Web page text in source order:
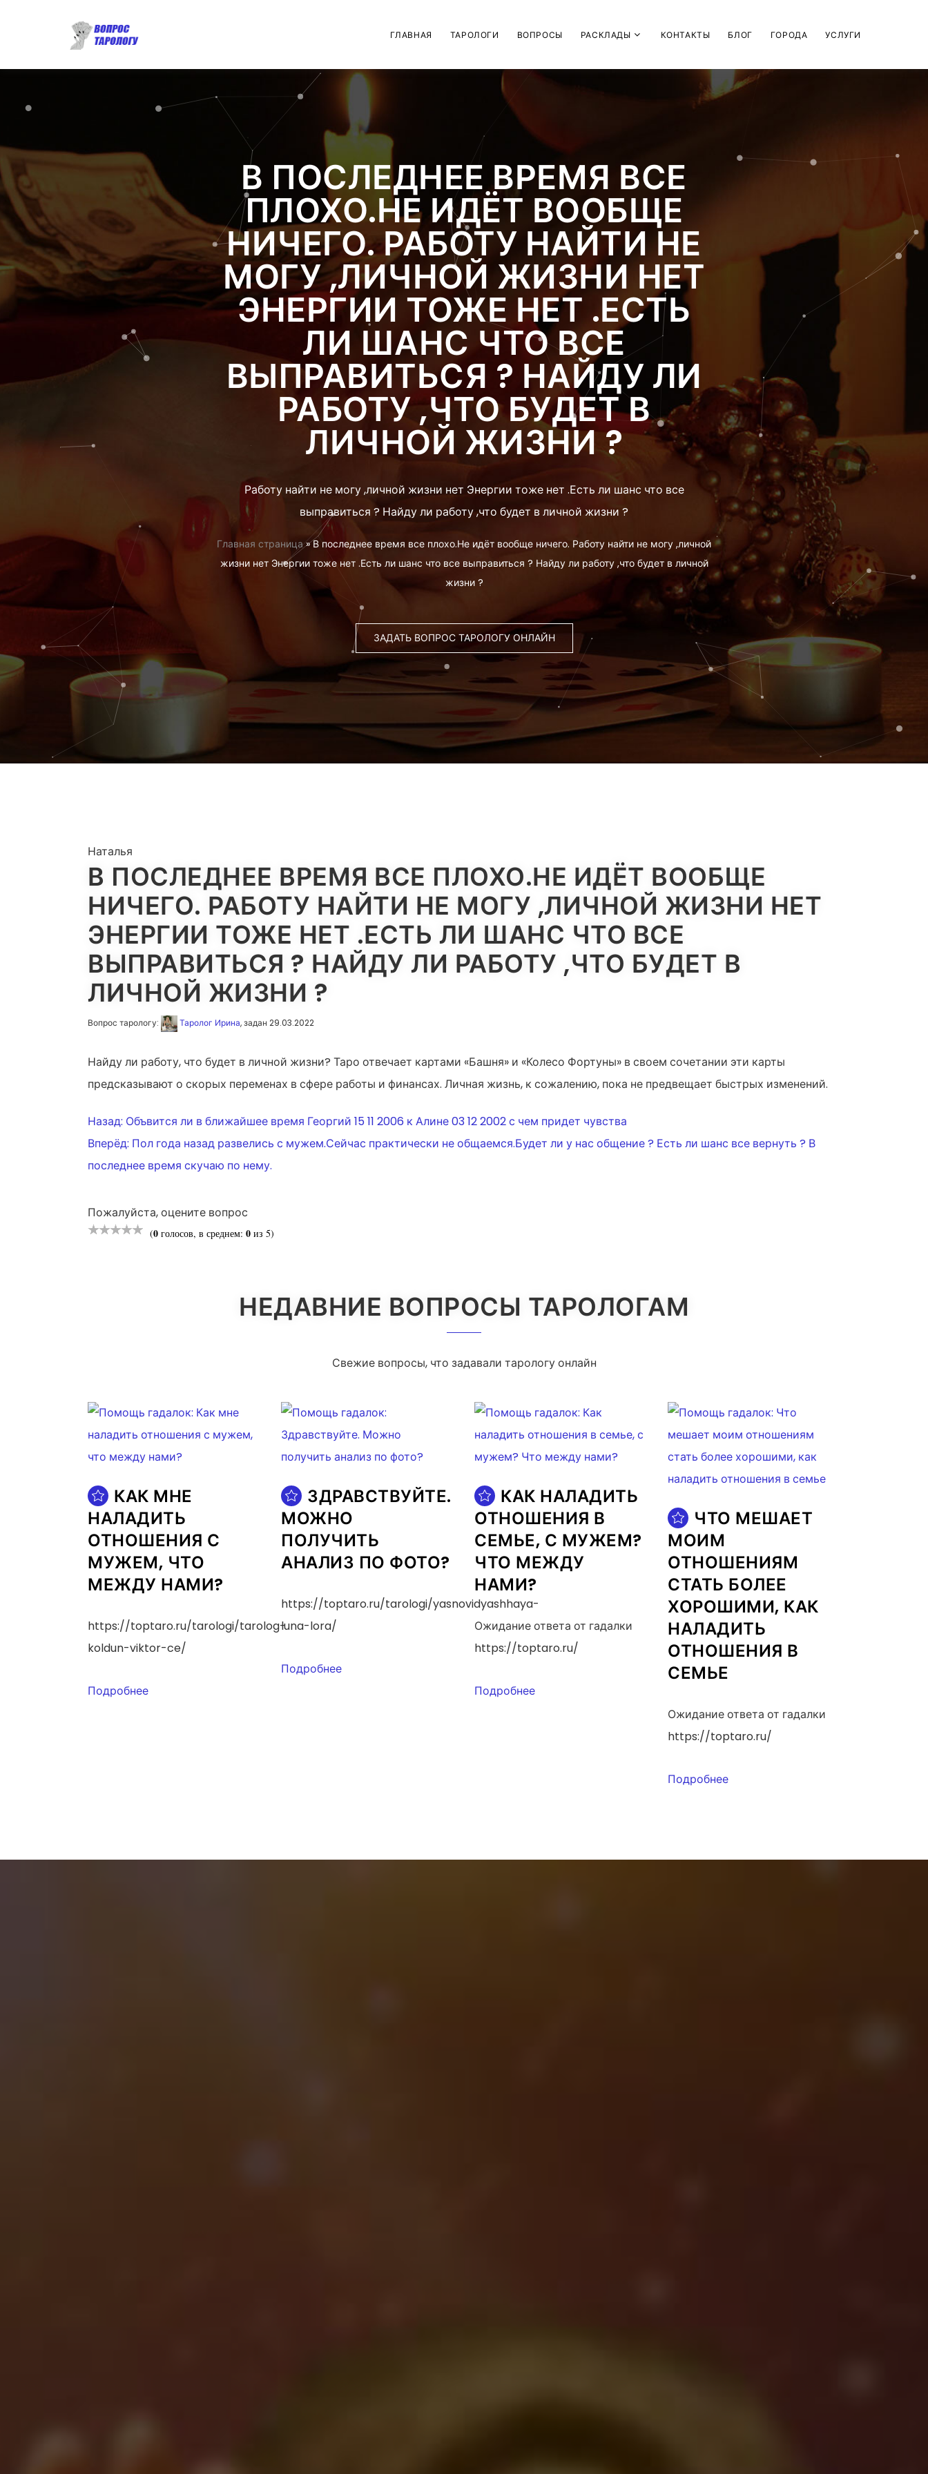
ГЛАВНАЯ ТАРОЛОГИ ВОПРОСЫ РАСКЛАДЫ КОНТАКТЫ БЛОГ ГОРОДА УСЛУГИ
В ПОСЛЕДНЕЕ ВРЕМЯ ВСЕ
ПЛОХО.НЕ ИДЁТ ВООБЩЕ
НИЧЕГО. РАБОТУ НАЙТИ НЕ
МОГУ ,ЛИЧНОЙ ЖИЗНИ НЕТ
ЭНЕРГИИ ТОЖЕ НЕТ .ЕСТЬ
ЛИ ШАНС ЧТО ВСЕ
ВЫПРАВИТЬСЯ ? НАЙДУ ЛИ
РАБОТУ ,ЧТО БУДЕТ В
ЛИЧНОЙ ЖИЗНИ ?
Работу найти не могу ,личной жизни нет Энергии тоже нет .Есть ли шанс что все
выправиться ? Найду ли работу ,что будет в личной жизни ?
Главная страница»В последнее время все плохо.Не идёт вообще ничего. Работу найти не могу ,личной
жизни нет Энергии тоже нет .Есть ли шанс что все выправиться ? Найду ли работу ,что будет в личной
жизни ?
ЗАДАТЬ ВОПРОС ТАРОЛОГУ ОНЛАЙН
Наталья
В ПОСЛЕДНЕЕ ВРЕМЯ ВСЕ ПЛОХО.НЕ ИДЁТ ВООБЩЕ
НИЧЕГО. РАБОТУ НАЙТИ НЕ МОГУ ,ЛИЧНОЙ ЖИЗНИ НЕТ
ЭНЕРГИИ ТОЖЕ НЕТ .ЕСТЬ ЛИ ШАНС ЧТО ВСЕ
ВЫПРАВИТЬСЯ ? НАЙДУ ЛИ РАБОТУ ,ЧТО БУДЕТ В
ЛИЧНОЙ ЖИЗНИ ?
Вопрос тарологу: Таролог Ирина, задан 29.03.2022
Найду ли работу, что будет в личной жизни? Таро отвечает картами «Башня» и «Колесо Фортуны» в своем сочетании эти карты
предсказывают о скорых переменах в сфере работы и финансах. Личная жизнь, к сожалению, пока не предвещает быстрых изменений.
НАВИГАЦИЯ
ПО
ЗАПИСЯМ
Назад: Объвится ли в ближайшее время Георгий 15 11 2006 к Алине 03 12 2002 с чем придет чувства
Вперёд: Пол года назад развелись с мужем.Сейчас практически не общаемся.Будет ли у нас общение ? Есть ли шанс все вернуть ? В
последнее время скучаю по нему.
Пожалуйста, оцените вопрос
(0 голосов, в среднем: 0 из 5)
НЕДАВНИЕ ВОПРОСЫ ТАРОЛОГАМ
Свежие вопросы, что задавали тарологу онлайн
КАК МНЕ
НАЛАДИТЬ
ОТНОШЕНИЯ С
МУЖЕМ, ЧТО
МЕЖДУ НАМИ?
https://toptaro.ru/tarologi/tarolog-
koldun-viktor-ce/
Подробнее
ЗДРАВСТВУЙТЕ.
МОЖНО
ПОЛУЧИТЬ
АНАЛИЗ ПО ФОТО?
https://toptaro.ru/tarologi/yasnovidyashhaya-
luna-lora/
Подробнее
КАК НАЛАДИТЬ
ОТНОШЕНИЯ В
СЕМЬЕ, С МУЖЕМ?
ЧТО МЕЖДУ
НАМИ?
Ожидание ответа от гадалки
https://toptaro.ru/
Подробнее
ЧТО МЕШАЕТ
МОИМ
ОТНОШЕНИЯМ
СТАТЬ БОЛЕЕ
ХОРОШИМИ, КАК
НАЛАДИТЬ
ОТНОШЕНИЯ В
СЕМЬЕ
Ожидание ответа от гадалки
https://toptaro.ru/
Подробнее